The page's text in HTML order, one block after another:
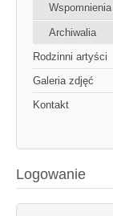
Wspomnienia
Archiwalia
Rodzinni artyści
Galeria zdjęć
Kontakt
Logowanie